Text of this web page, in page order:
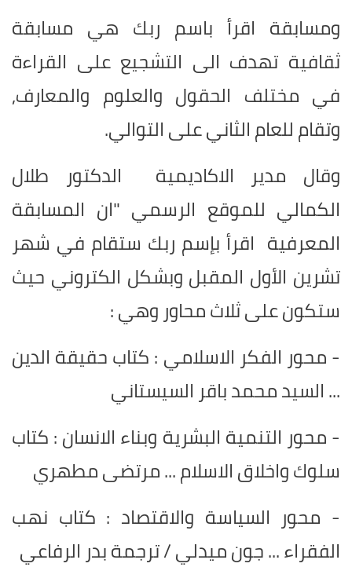
ومسابقة اقرأ باسم ربك هي مسابقة
ثقافية تهدف الى التشجيع على القراءة
في مختلف الحقول والعلوم والمعارف,
وتقام للعام الثاني على التوالي.
وقال مدير الاكاديمية الدكتور طلال
الكمالي للموقع الرسمي "ان المسابقة
المعرفية اقرأ بإسم ربك ستقام في شهر
تشرين الأول المقبل وبشكل الكتروني حيث
ستكون على ثلاث محاور وهي :
- محور الفكر الاسلامي : كتاب حقيقة الدين
... السيد محمد باقر السيستاني
- محور التنمية البشرية وبناء الانسان : كتاب
سلوك واخلاق الاسلام ... مرتضى مطهري
- محور السياسة والاقتصاد : كتاب نهب
الفقراء ... جون ميدلي / ترجمة بدر الرفاعي